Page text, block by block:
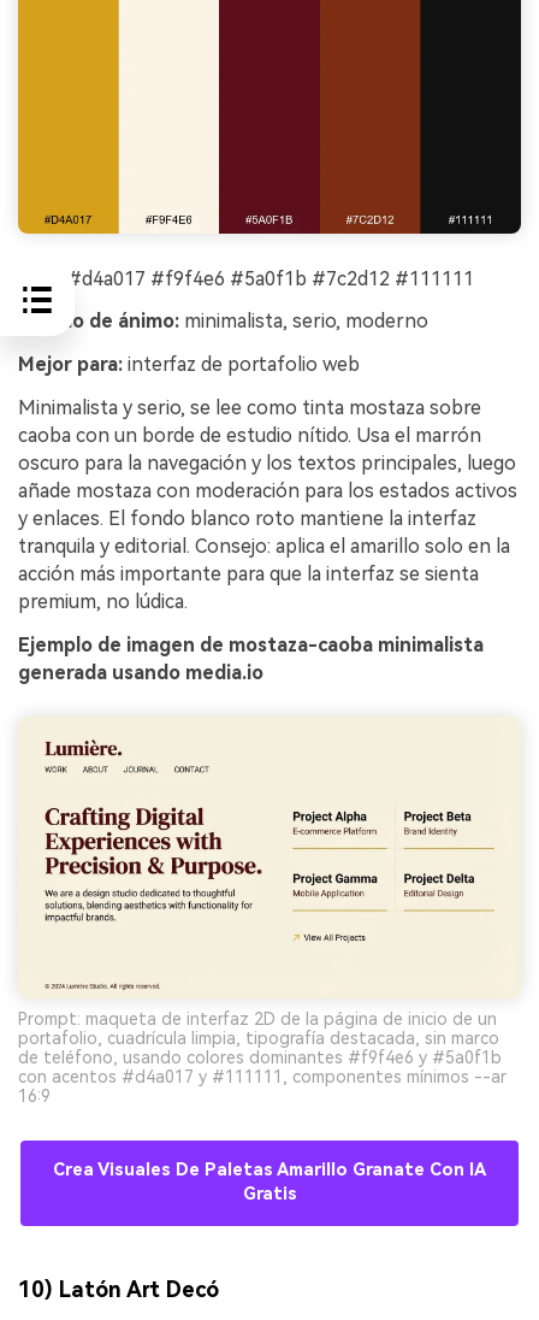
#d4a017 #f9f4e6 #5a0f1b #7c2d12 #111111
Estado de ánimo: minimalista, serio, moderno
Mejor para: interfaz de portafolio web
Minimalista y serio, se lee como tinta mostaza sobre
caoba con un borde de estudio nítido. Usa el marrón
oscuro para la navegación y los textos principales, luego
añade mostaza con moderación para los estados activos
y enlaces. El fondo blanco roto mantiene la interfaz
tranquila y editorial. Consejo: aplica el amarillo solo en la
acción más importante para que la interfaz se sienta
premium, no lúdica.
Ejemplo de imagen de mostaza-caoba minimalista
generada usando media.io
Prompt: maqueta de interfaz 2D de la página de inicio de un
portafolio, cuadrícula limpia, tipografía destacada, sin marco
de teléfono, usando colores dominantes #f9f4e6 y #5a0f1b
con acentos #d4a017 y #111111, componentes mínimos --ar
16:9
Crea Visuales De Paletas Amarillo Granate Con IA
Gratis
10) Latón Art Decó